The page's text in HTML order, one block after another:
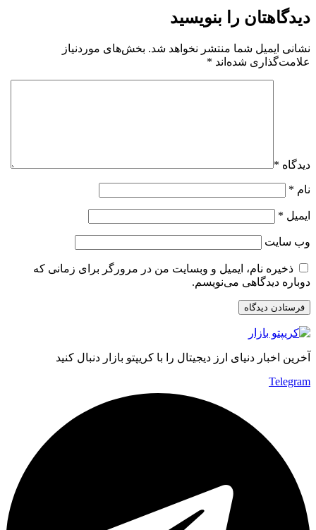
دیدگاهتان را بنویسید
نشانی ایمیل شما منتشر نخواهد شد. بخش‌های موردنیاز
علامت‌گذاری شده‌اند *
دیدگاه *
نام *
ایمیل *
وب‌ سایت
ذخیره نام، ایمیل و وبسایت من در مرورگر برای زمانی که
دوباره دیدگاهی می‌نویسم.
آخرین اخبار دنیای ارز دیجیتال را با کریپتو بازار دنبال کنید
Telegram